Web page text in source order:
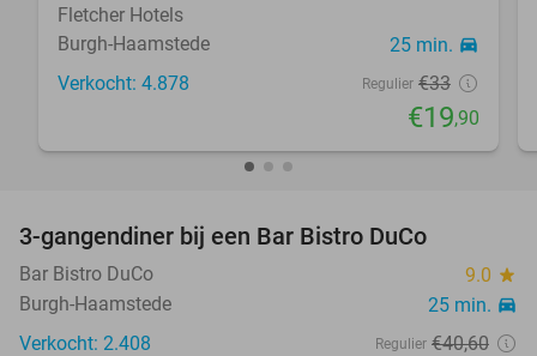
Fletcher Hotels
Burgh-Haamstede
25 min. directions_car
Verkocht: 4.878 Regulier €33
€19,90
3-gangendiner bij een Bar Bistro DuCo
Bar Bistro DuCo 9.0 star
Burgh-Haamstede 25 min. directions_car
Verkocht: 2.408 Regulier €40,60